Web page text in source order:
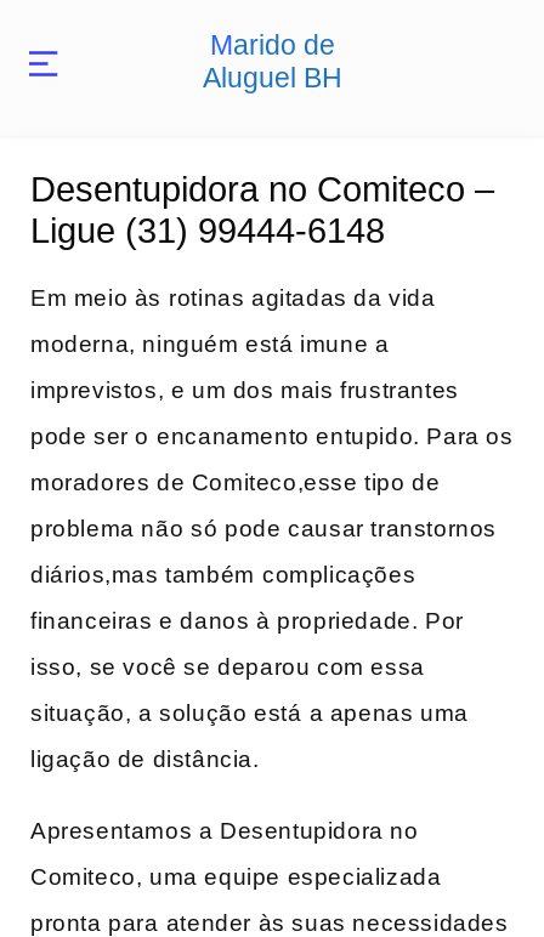
Marido de
Aluguel BH
Desentupidora no Comiteco –
Ligue (31) 99444-6148
Em ‌meio às⁤ rotinas agitadas da vida
moderna, ​ninguém está imune a
imprevistos, e​ um dos mais frustrantes
pode ser o ⁤encanamento ​entupido. Para os
moradores de Comiteco,esse tipo de
problema não ⁢só pode causar transtornos
diários,mas também ⁤complicações
financeiras e danos à propriedade. Por
isso, se você ​se deparou com ​essa‌
situação, a solução está ⁢a apenas uma
ligação de distância.
Apresentamos a Desentupidora no
Comiteco, uma equipe especializada
pronta para⁤ atender às suas‌ necessidades